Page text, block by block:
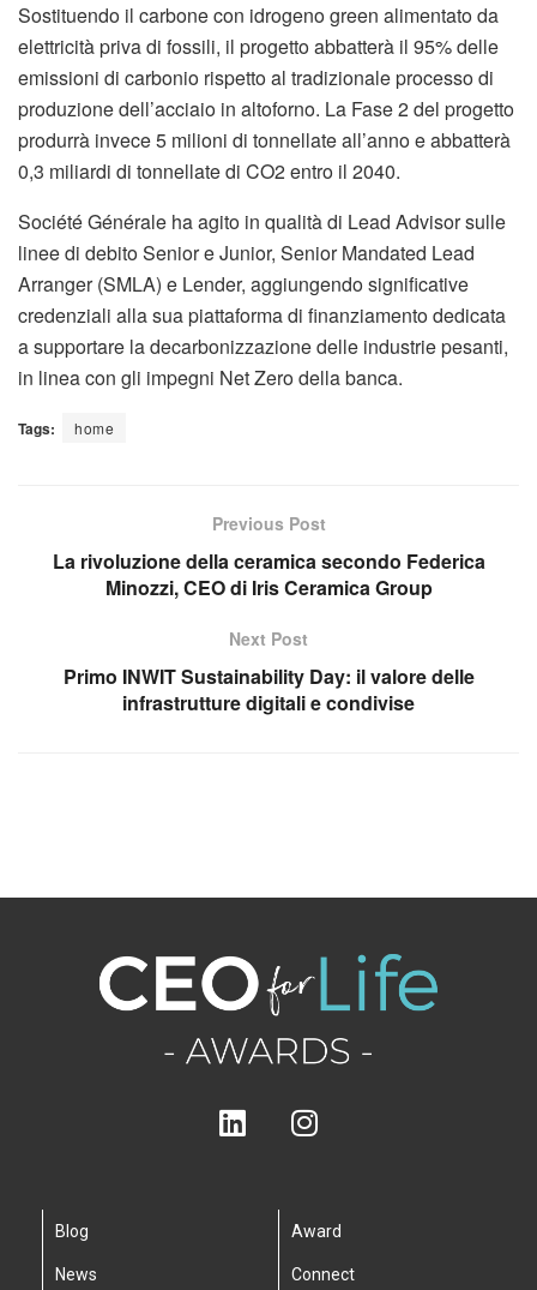
Sostituendo il carbone con idrogeno green alimentato da
elettricità priva di fossili, il progetto abbatterà il 95% delle
emissioni di carbonio rispetto al tradizionale processo di
produzione dell’acciaio in altoforno. La Fase 2 del progetto
produrrà invece 5 milioni di tonnellate all’anno e abbatterà
0,3 miliardi di tonnellate di CO2 entro il 2040.
Société Générale ha agito in qualità di Lead Advisor sulle
linee di debito Senior e Junior, Senior Mandated Lead
Arranger (SMLA) e Lender, aggiungendo significative
credenziali alla sua piattaforma di finanziamento dedicata
a supportare la decarbonizzazione delle industrie pesanti,
in linea con gli impegni Net Zero della banca.
Tags: home
Previous Post
La rivoluzione della ceramica secondo Federica
Minozzi, CEO di Iris Ceramica Group
Next Post
Primo INWIT Sustainability Day: il valore delle
infrastrutture digitali e condivise
Blog
News
Award
Connect